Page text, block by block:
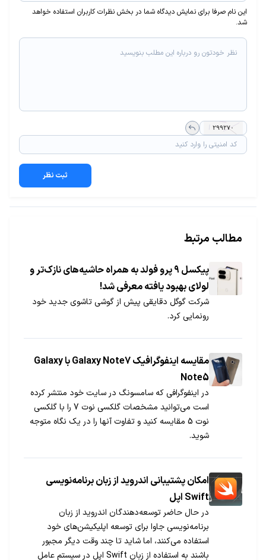
این نام صرفا برای نمایش دیدگاه شما در بخش نظرات کاربران استفاده خواهد
شد.
ثبت نظر
مطالب مرتبط
پیکسل ۹ پرو فولد به همراه حاشیه‌های نازک‌تر و
لولای بهبود یافته معرفی شد!
شرکت گوگل دقایقی پیش از گوشی تاشوی جدید خود
رونمایی کرد.
مقایسه اینفوگرافیک Galaxy Note7 با Galaxy
Note5
در اینفوگرافی که سامسونگ در سایت خود منتشر کرده
است می‌توانید مشخصات گلکسی نوت 7 را با گلکسی
نوت 5 مقایسه کنید و تفاوت آنها را در یک نگاه متوجه
شوید.
امکان پشتیبانی اندروید از زبان برنامه‌نویسی
Swift اپل
در حال حاضر توسعه‌دهندگان اندروید از زبان
برنامه‌نویسی جاوا برای توسعه اپلیکیشن‌های خود
استفاده می‌کنند، اما شاید تا چند وقت دیگر مجبور
باشند به استفاده از زبان Swift اپل در سیستم عامل